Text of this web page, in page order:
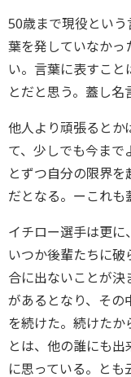
50歳まで現役とい
葉を発していなかっ
い。言葉に表すこ
とだと思う。蓋し名
他人より頑張るとか
て、少しでも今まで
とずつ自分の限界
だとなる。ーこれも
イチロー選手は更に
いつか後輩たちに
合に出ないことが
があるとなり、その
を続けた。続けたか
とは、他の誰にも
に思っている。と